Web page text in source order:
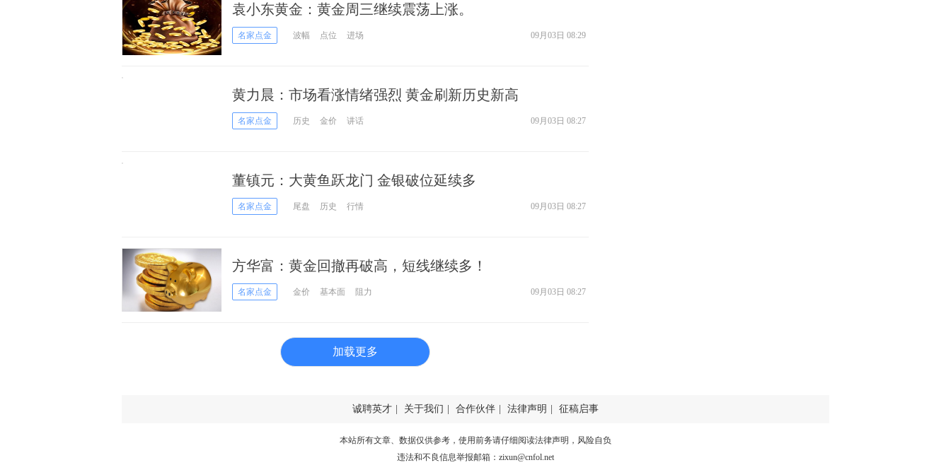
袁小东黄金：黄金周三继续震荡上涨。
名家点金 波幅 点位 进场 09月03日 08:29
黄力晨：市场看涨情绪强烈 黄金刷新历史新高
名家点金 历史 金价 讲话 09月03日 08:27
董镇元：大黄鱼跃龙门 金银破位延续多
名家点金 尾盘 历史 行情 09月03日 08:27
方华富：黄金回撤再破高，短线继续多！
名家点金 金价 基本面 阻力 09月03日 08:27
加载更多
诚聘英才 关于我们 合作伙伴 法律声明 征稿启事
本站所有文章、数据仅供参考，使用前务请仔细阅读法律声明 ，风险自负
违法和不良信息举报邮箱： zixun@cnfol.net